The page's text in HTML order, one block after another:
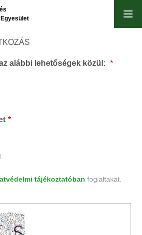
alábbi lehetőségek közül:
tájékoztatóban foglaltakat.